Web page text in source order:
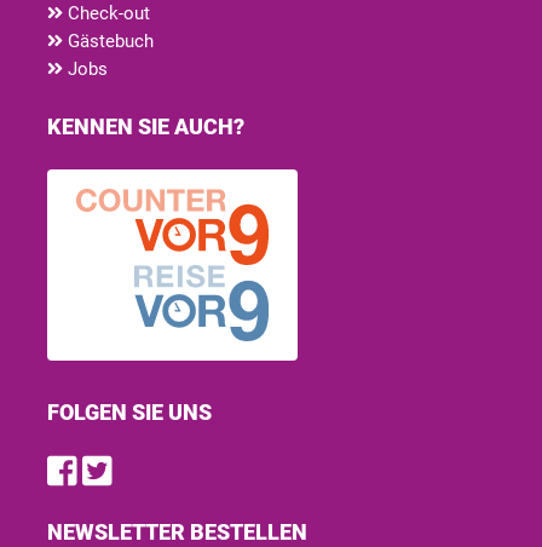
Check-out
Gästebuch
Jobs
KENNEN SIE AUCH?
FOLGEN SIE UNS
Find us on Facebook
Follow us on Twitter
NEWSLETTER BESTELLEN